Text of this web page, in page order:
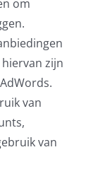
om
zijn
van
van